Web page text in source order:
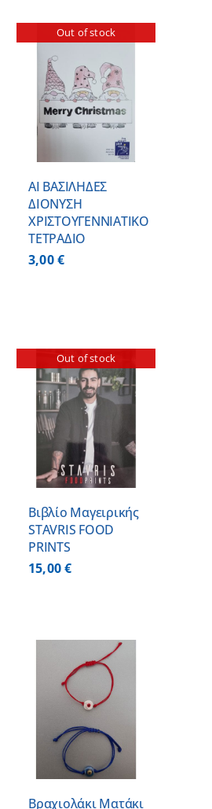
Out of stock
ΑΙ ΒΑΣΙΛΗΔΕΣ
ΔΙΟΝΥΣΗ
ΧΡΙΣΤΟΥΓΕΝΝΙΑΤΙΚΟ
ΤΕΤΡΑΔΙΟ
3,00€
Out of stock
Βιβλίο Μαγειρικής
STAVRIS FOOD
PRINTS
15,00€
Βραχιολάκι Ματάκι